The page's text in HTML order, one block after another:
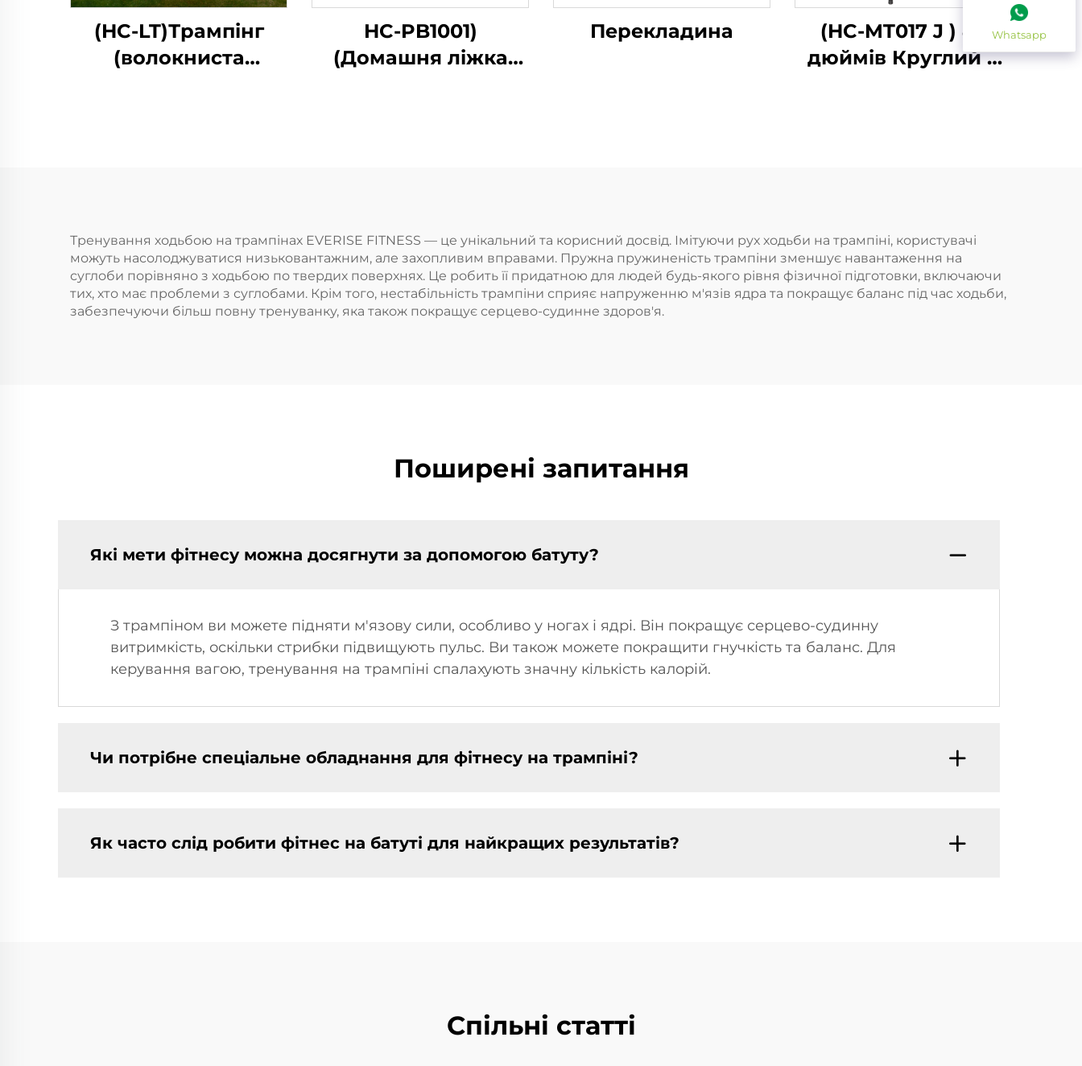
(HC-LT)Трампінг
(волокниста
HC-PB1001)
(Домашня ліжка
Перекладина
(HC-MT017 J ) 45
дюймів Круглий З
Тренування ходьбою на трампінах EVERISE FITNESS — це унікальний та корисний досвід. Імітуючи рух ходьби на трампіні, користувачі
можуть насолоджуватися низьковантажним, але захопливим вправами. Пружна пружиненість трампіни зменшує навантаження на
суглоби порівняно з ходьбою по твердих поверхнях. Це робить її придатною для людей будь-якого рівня фізичної підготовки, включаючи
тих, хто має проблеми з суглобами. Крім того, нестабільність трампіни сприяє напруженню м'язів ядра та покращує баланс під час ходьби,
забезпечуючи більш повну тренуванку, яка також покращує серцево-судинне здоров'я.
Поширені запитання
Які мети фітнесу можна досягнути за допомогою батуту?
З трампіном ви можете підняти м'язову сили, особливо у ногах і ядрі. Він покращує серцево-судинну
витримкість, оскільки стрибки підвищують пульс. Ви також можете покращити гнучкість та баланс. Для
керування вагою, тренування на трампіні спалахують значну кількість калорій.
Чи потрібне спеціальне обладнання для фітнесу на трампіні?
Як часто слід робити фітнес на батуті для найкращих результатів?
Спільні статті
Whatsapp